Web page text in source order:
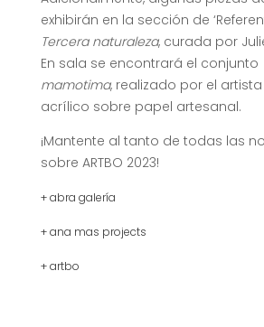
exhibirán en la sección de
Tercera naturaleza, curada por
En sala se encontrará el conjunto
mamotima, realizado por el
acrílico sobre papel artesanal.
¡Mantente al tanto de todas las
sobre ARTBO 2023!
+ abra galería
+ ana mas projects
+ artbo